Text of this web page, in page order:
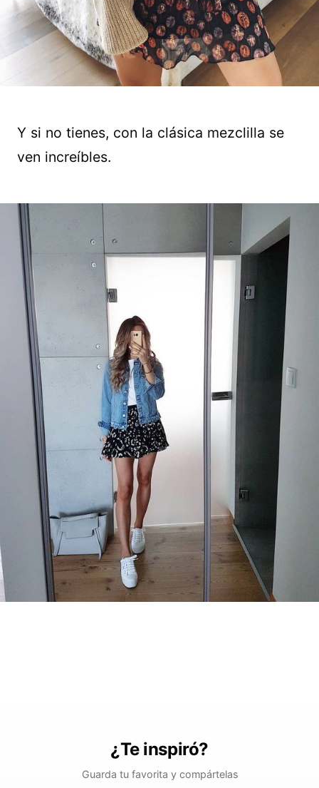
Y si no tienes, con la clásica mezclilla se
ven increíbles.
¿Te inspiró?
Guarda tu favorita y compártelas